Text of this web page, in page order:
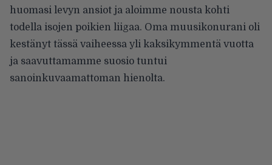
huomasi levyn ansiot ja aloimme nousta kohti
todella isojen poikien liigaa. Oma muusikonurani oli
kestänyt tässä vaiheessa yli kaksikymmentä vuotta
ja saavuttamamme suosio tuntui
sanoinkuvaamattoman hienolta.